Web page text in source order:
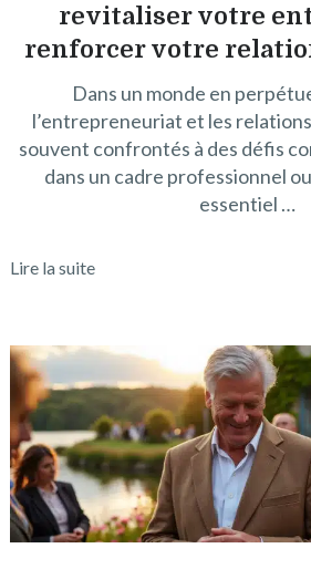
revitaliser votre
renforcer votre
Dans un monde en
l’entrepreneuriat et les
souvent confrontés à des défis
dans un cadre professionnel
essentiel …
Lire la suite